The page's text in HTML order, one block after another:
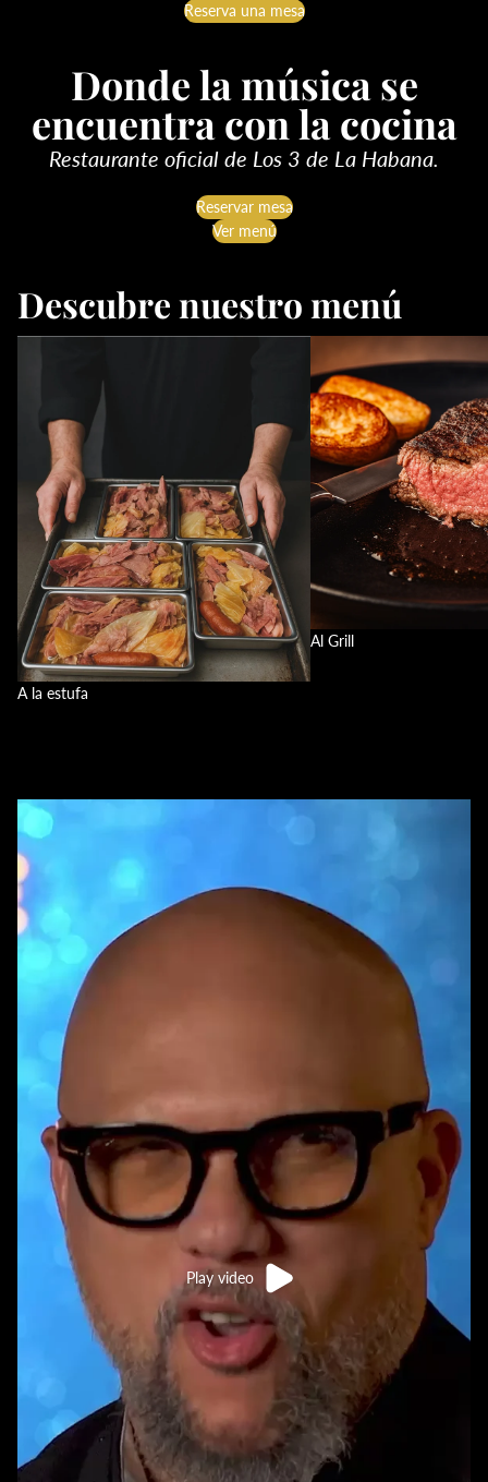
Reserva una mesa
Donde la música se
encuentra con la cocina
Restaurante oficial de Los 3 de La Habana.
Reservar mesa
Ver menú
Descubre nuestro menú
A la estufa
Al Grill
Al Grill
Play video